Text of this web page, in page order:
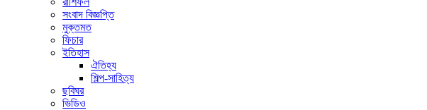
সংবাদ বিজ্ঞপ্তি
মুক্তমত
ফিচার
ইতিহাস
ঐতিহ্য
শিল্প-সাহিত্য
ছবিঘর
ভিডিও